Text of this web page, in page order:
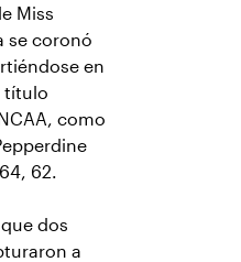
Miss
se coronó
en
título
como
62.
dos
a